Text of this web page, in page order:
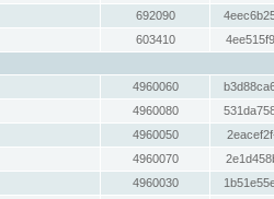
692090
603410
4960060
4960080
4960050
4960070
4960030